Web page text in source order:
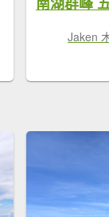
Jaken